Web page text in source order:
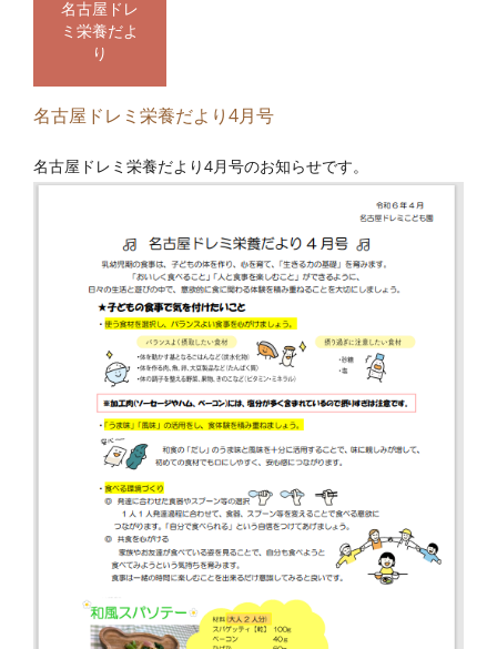
名古屋ドレ
ミ栄養だよ
り
名古屋ドレミ栄養だより4月号
名古屋ドレミ栄養だより4月号のお知らせです。